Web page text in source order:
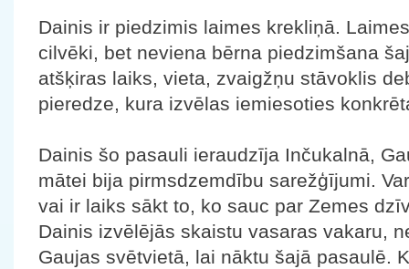
Dainis ir piedzimis laimes krekliņā.
cilvēki, bet neviena bērna piedzimšana
atšķiras laiks, vieta, zvaigžņu stāvoklis
pieredze, kura izvēlas iemiesoties
Dainis šo pasauli ieraudzīja Inčukalnā,
mātei bija pirmsdzemdību sarežģījumi.
vai ir laiks sākt to, ko sauc par Zemes
Dainis izvēlējās skaistu vasaras vakaru,
Gaujas svētvietā, lai nāktu šajā pasaulē.